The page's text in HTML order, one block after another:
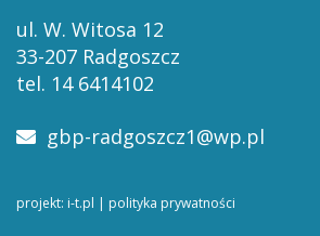
ul. W. Witosa 12
33-207 Radgoszcz
tel. 14 6414102
gbp-radgoszcz1@wp.pl
projekt: i-t.pl | polityka prywatności